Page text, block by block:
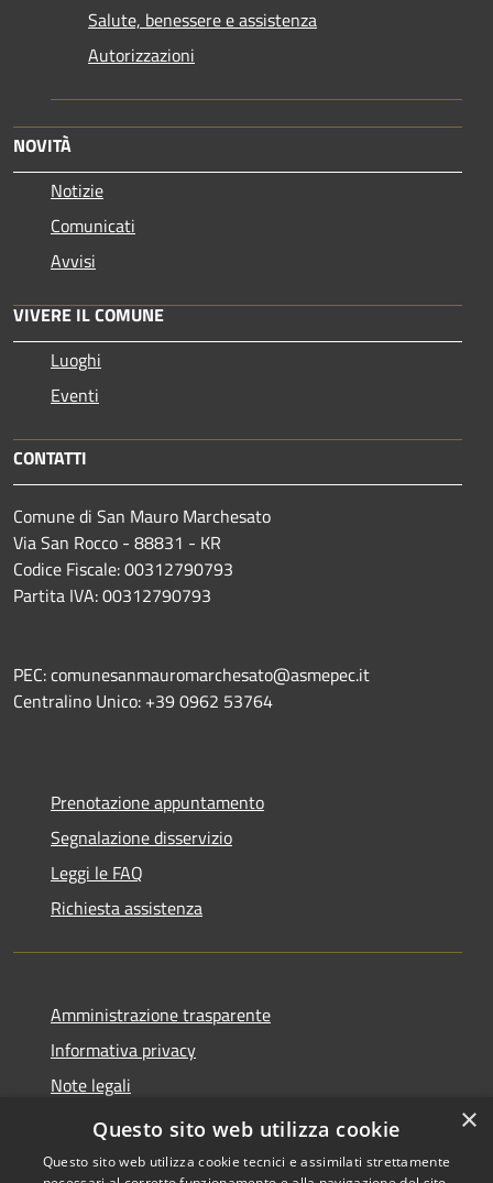
Salute, benessere e assistenza
Autorizzazioni
NOVITÀ
Notizie
Comunicati
Avvisi
VIVERE IL COMUNE
Luoghi
Eventi
CONTATTI
Comune di San Mauro Marchesato
Via San Rocco - 88831 - KR
Codice Fiscale: 00312790793
Partita IVA: 00312790793
PEC: comunesanmauromarchesato@asmepec.it
Centralino Unico: +39 0962 53764
Prenotazione appuntamento
Segnalazione disservizio
Leggi le FAQ
Richiesta assistenza
Amministrazione trasparente
Informativa privacy
Note legali
Dichiarazione di accessibilità
×
Questo sito web utilizza cookie
Questo sito web utilizza cookie tecnici e assimilati strettamente